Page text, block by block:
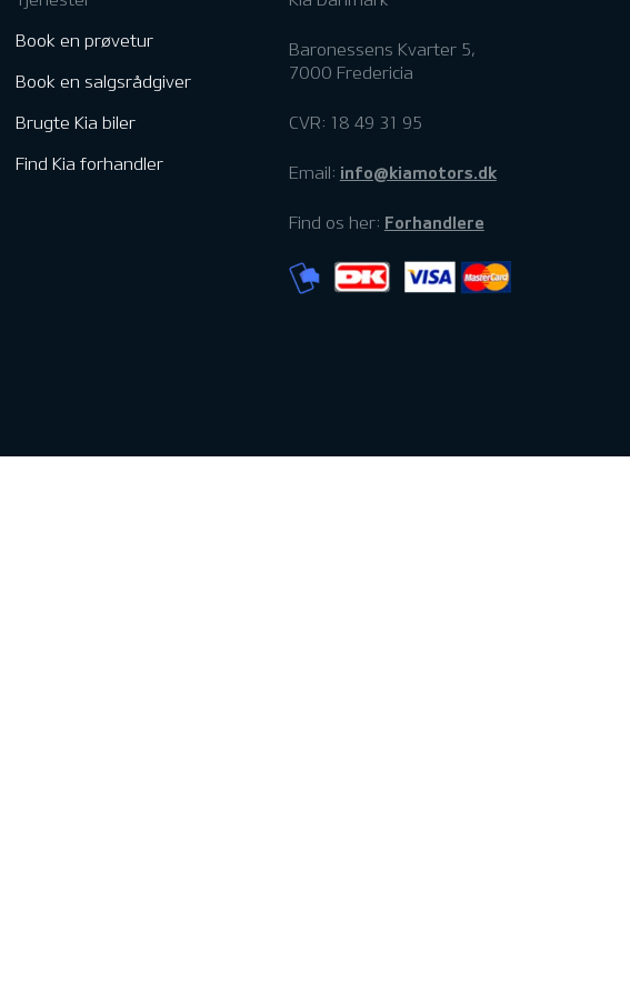
Book en prøvetur
Book en salgsrådgiver
Brugte Kia biler
Find Kia forhandler
Baronessens Kvarter 5,
7000 Fredericia
CVR: 18 49 31 95
Email: info@kiamotors.dk
Find os her: Forhandlere